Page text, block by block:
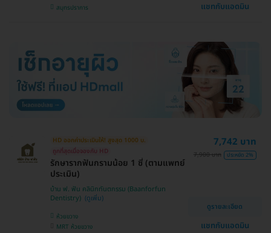
สมุทรปราการ แชทกับแอดมิน
HD ออกค่าประเมินให้! สูงสุด 1000 บ.
ถูกที่สุดเมื่อจองกับ HD
รักษารากฟันกรามน้อย 1 ซี่ (ตามแพทย์
ประเมิน)
บ้าน ฟ. ฟัน คลินิกทันตกรรม (Baanforfun
Dentistry)
ห้วยขวาง
MRT ห้วยขวาง
7,742 บาท
7,900 บาท ประหยัด 2%
ดูรายละเอียด
แชทกับแอดมิน